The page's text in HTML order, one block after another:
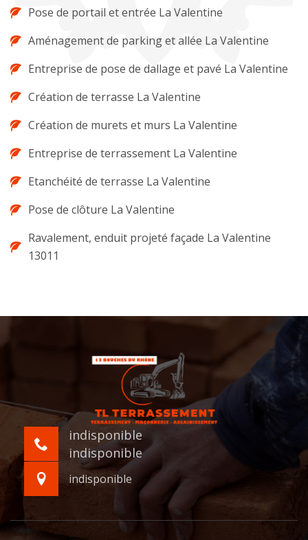
Pose de portail et entrée La Valentine
Aménagement de parking et allée La Valentine
Entreprise de pose de dallage et pavé La Valentine
Création de terrasse La Valentine
Création de murets et murs La Valentine
Entreprise de terrassement La Valentine
Etanchéité de terrasse La Valentine
Pose de clôture La Valentine
Ravalement, enduit projeté façade La Valentine
13011
indisponible
indisponible
indisponible